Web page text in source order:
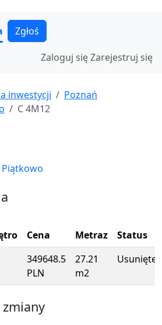
Zgłoś
Zaloguj sięZarejestruj się
inwestycji
Poznań
C 4M12
Cena Metraz
Status
349648.5
PLN
27.21
m2
Usunięte